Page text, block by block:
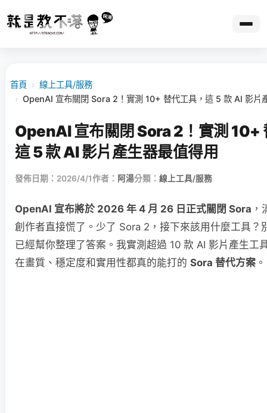
首頁 › 線上工具/服務
› OpenAI 宣布關閉 Sora 2！實測 10+ 替代工具，這 5 款 AI 影片
OpenAI 宣布關閉 Sora 2！實測 10+
這 5 款 AI 影片產生器最值得用
發佈日期：2026/4/1作者： 阿湯分類： 線上工具/服務
OpenAI 宣布將於 2026 年 4 月 26 日正式關閉 Sora ，
創作者直接慌了。少了 Sora 2，接下來該用什麼工具？
已經幫你整理了答案。我實測超過 10 款 AI 影片產生工
在畫質、穩定度和實用性都真的能打的 Sora 替代方案 。